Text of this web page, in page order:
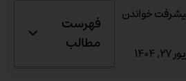
خواندن
۱۴۰۴
فهرست
مطالب